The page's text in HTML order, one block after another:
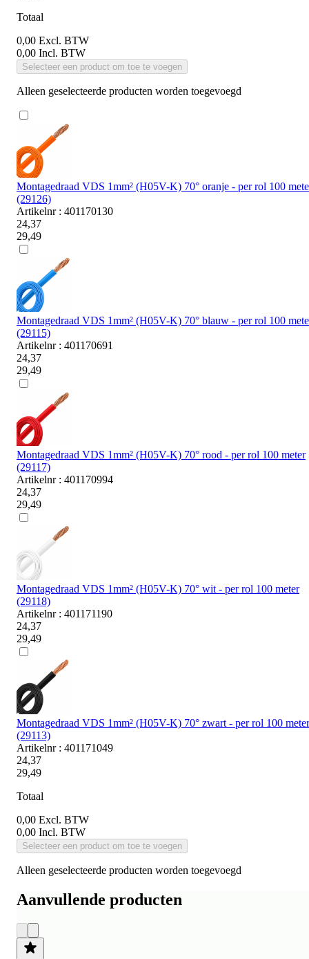
Totaal
0,00 Excl. BTW
0,00 Incl. BTW
Selecteer een product om toe te voegen
Alleen geselecteerde producten worden toegevoegd
Montagedraad VDS 1mm² (H05V-K) 70° oranje - per rol 100
(29126)
Artikelnr : 401170130
24,37
29,49
Montagedraad VDS 1mm² (H05V-K) 70° blauw - per rol 100
(29115)
Artikelnr : 401170691
24,37
29,49
Montagedraad VDS 1mm² (H05V-K) 70° rood - per rol 100 meter
(29117)
Artikelnr : 401170994
24,37
29,49
Montagedraad VDS 1mm² (H05V-K) 70° wit - per rol 100 meter
(29118)
Artikelnr : 401171190
24,37
29,49
Montagedraad VDS 1mm² (H05V-K) 70° zwart - per rol 100 meter
(29113)
Artikelnr : 401171049
24,37
29,49
Totaal
0,00 Excl. BTW
0,00 Incl. BTW
Selecteer een product om toe te voegen
Alleen geselecteerde producten worden toegevoegd
Aanvullende producten